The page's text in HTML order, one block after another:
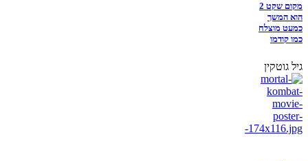
מקום שקט 2
הוא המשך
כמעט מוצלח
כמו קודמו
גיל גוטקין